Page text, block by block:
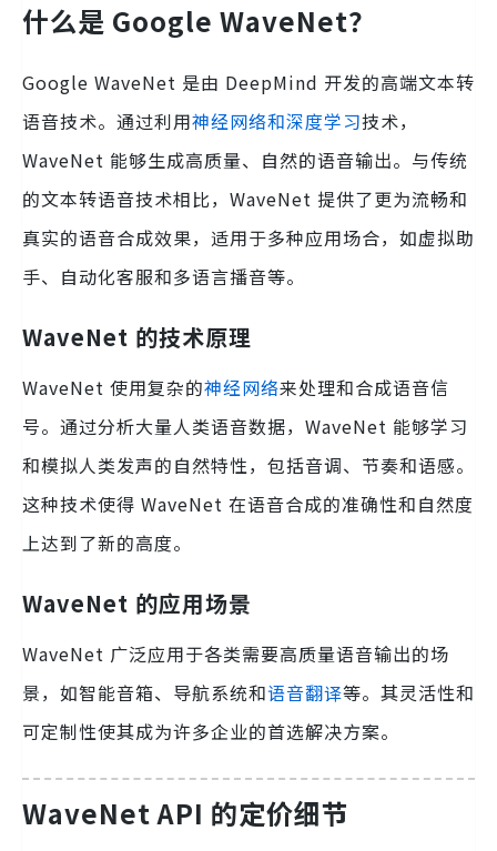
什么是 Google WaveNet？
Google WaveNet 是由 DeepMind 开发的高端文本转
语音技术。通过利用神经网络和深度学习技术，
WaveNet 能够生成高质量、自然的语音输出。与传统
的文本转语音技术相比，WaveNet 提供了更为流畅和
真实的语音合成效果，适用于多种应用场合，如虚拟助
手、自动化客服和多语言播音等。
WaveNet 的技术原理
WaveNet 使用复杂的神经网络来处理和合成语音信
号。通过分析大量人类语音数据，WaveNet 能够学习
和模拟人类发声的自然特性，包括音调、节奏和语感。
这种技术使得 WaveNet 在语音合成的准确性和自然度
上达到了新的高度。
WaveNet 的应用场景
WaveNet 广泛应用于各类需要高质量语音输出的场
景，如智能音箱、导航系统和语音翻译等。其灵活性和
可定制性使其成为许多企业的首选解决方案。
WaveNet API 的定价细节